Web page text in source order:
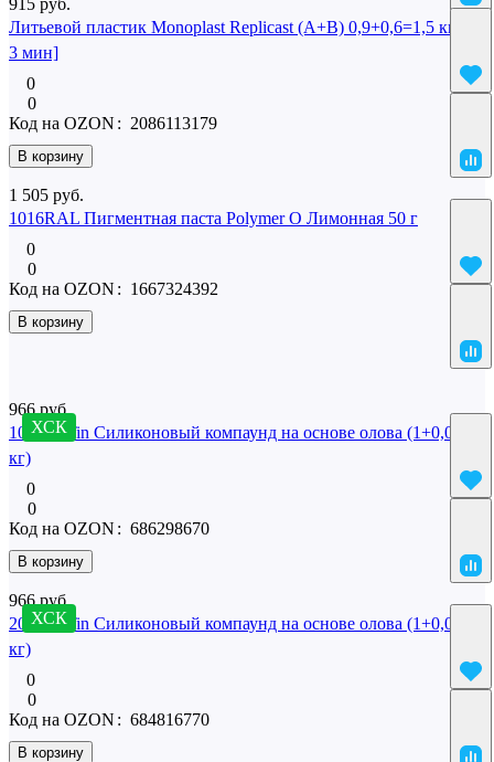
915 руб.
Литьевой пластик Monoplast Replicast (А+В) 0,9+0,6=1,5 кг [2-
3 мин]
0
0
В корзину
Код на OZON : 2086113179
1 505 руб.
1016RAL Пигментная паста Polymer O Лимонная 50 г
0
0
В корзину
Код на OZON : 1667324392
ХСК
966 руб.
10 SilcoTin Силиконовый компаунд на основе олова (1+0,02
кг)
0
0
В корзину
Код на OZON : 686298670
ХСК
966 руб.
20 SilcoTin Силиконовый компаунд на основе олова (1+0,02
кг)
0
0
В корзину
Код на OZON : 684816770